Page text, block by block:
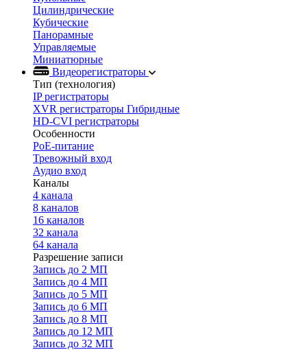
Цилиндрические
Кубические
Панорамные
Управляемые
Миниатюрные
Видеорегистраторы
Тип (технология)
IP регистраторы
XVR регистраторы Гибридные
HD-CVI регистраторы
Особенности
PoE-питание
Тревожный вход
Аудио вход
Каналы
4 канала
8 каналов
16 каналов
32 канала
64 канала
Разрешение записи
Запись до 2 МП
Запись до 4 МП
Запись до 5 МП
Запись до 6 МП
Запись до 8 МП
Запись до 12 МП
Запись до 32 МП